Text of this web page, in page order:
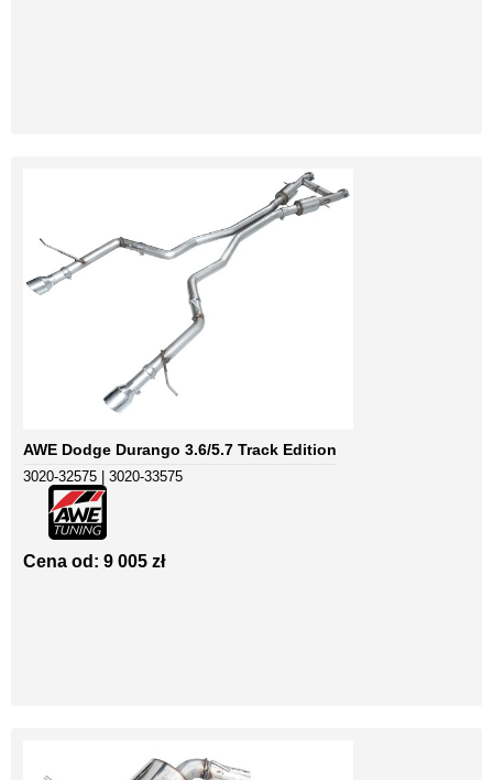
AWE Dodge Durango 3.6/5.7 Track Edition
3020-32575 | 3020-33575
Cena od: 9 005 zł